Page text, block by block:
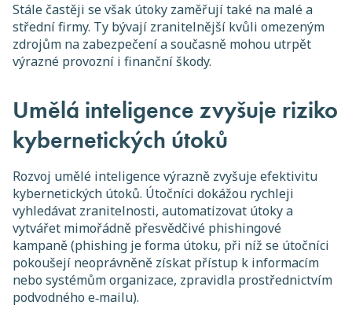
Stále častěji se však útoky zaměřují také na malé a
střední firmy. Ty bývají zranitelnější kvůli omezeným
zdrojům na zabezpečení a současně mohou utrpět
výrazné provozní i finanční škody.
Umělá inteligence zvyšuje riziko
kybernetických útoků
Rozvoj umělé inteligence výrazně zvyšuje efektivitu
kybernetických útoků. Útočníci dokážou rychleji
vyhledávat zranitelnosti, automatizovat útoky a
vytvářet mimořádně přesvědčivé phishingové
kampaně (phishing je forma útoku, při níž se útočníci
pokoušejí neoprávněně získat přístup k informacím
nebo systémům organizace, zpravidla prostřednictvím
podvodného e‑mailu).